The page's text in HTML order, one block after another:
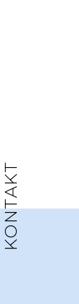
KONTAKT